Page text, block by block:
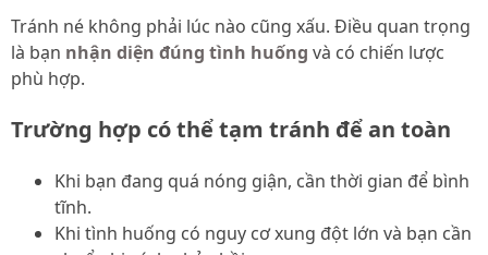
Tránh né không phải lúc nào cũng xấu. Điều quan trọng
là bạn nhận diện đúng tình huống và có chiến lược
phù hợp.
Trường hợp có thể tạm tránh để an toàn
Khi bạn đang quá nóng giận, cần thời gian để bình
tĩnh.
Khi tình huống có nguy cơ xung đột lớn và bạn cần